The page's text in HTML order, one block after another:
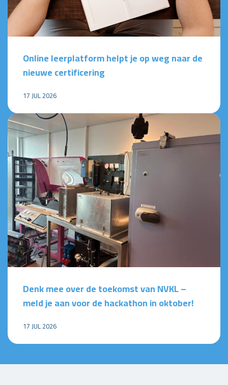
Online leerplatform helpt je op weg naar de
nieuwe certificering
17 JUL 2026
Denk mee over de toekomst van NVKL –
meld je aan voor de hackathon in oktober!
17 JUL 2026